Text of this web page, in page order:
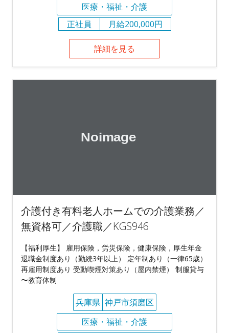
医療・福祉・介護
正社員
月給200,000円
詳細を見る
介護付き有料老人ホームでの介護業務／
無資格可／介護職／KGS946
【福利厚生】 雇用保険，労災保険，健康保険，厚生年金
退職金制度あり（勤続3年以上） 定年制あり（一律65歳）
再雇用制度あり 受動喫煙対策あり（屋内禁煙） 制服貸与
〜教育体制
兵庫県 神戸市須磨区
医療・福祉・介護